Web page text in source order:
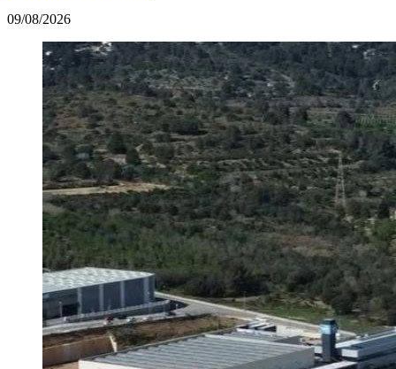
09/08/2026